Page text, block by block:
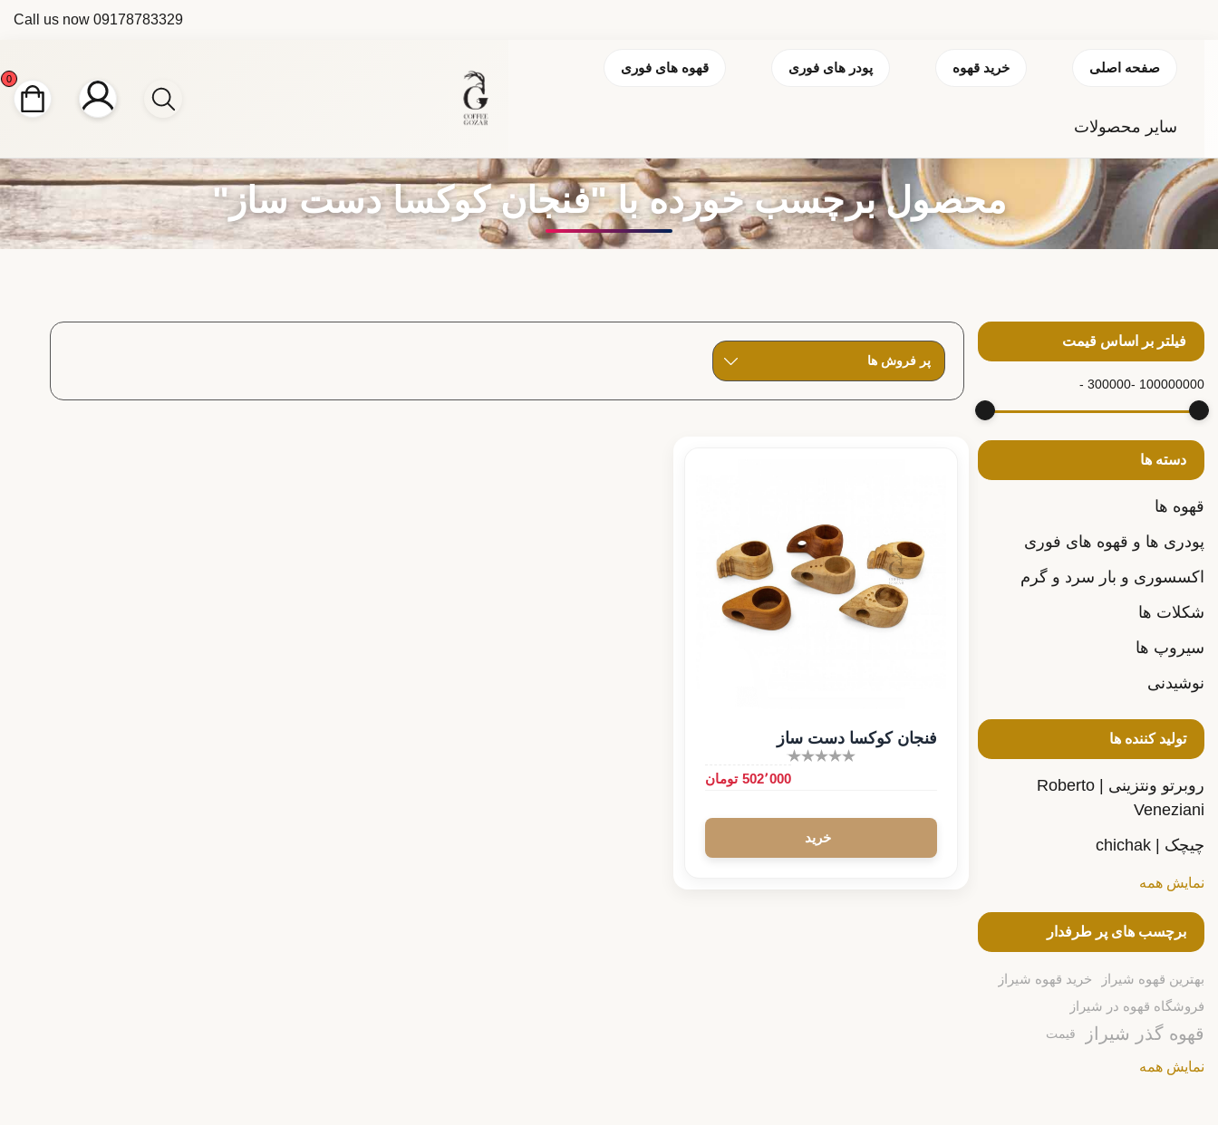
Call us now 09178783329
صفحه اصلی خرید قهوه پودر های فوری قهوه های فوری
سایر محصولات
0
محصول برچسب خورده با "فنجان کوکسا دست ساز"
فیلتر بر اساس قیمت
300000 - 100000000 -
دسته ها
قهوه ها
پودری ها و قهوه های فوری
اکسسوری و بار سرد و گرم
شکلات ها
سیروپ ها
نوشیدنی
تولید کننده ها
روبرتو ونتزینی | Roberto
Veneziani
چیچک | chichak
نمایش همه
برچسب های پر طرفدار
بهترین قهوه شیراز
خرید قهوه شیراز
فروشگاه قهوه در شیراز
قهوه گذر شیراز قیمت
نمایش همه
فنجان کوکسا دست ساز
502٬000 تومان